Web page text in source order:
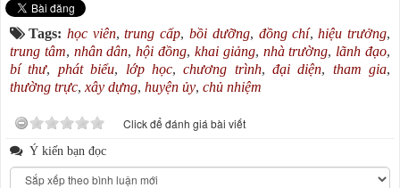
Tags: học viên,trung cấp,bồi dưỡng, đồng chí,hiệu trưởng,
trung tâm, nhân dân,hội đồng, khai giảng, nhà trường, lãnh đạo,
bí thư, phát biểu, lớp học,chương trình, đại diện, tham gia,
thường trực, xây dựng, huyện ủy, chủ nhiệm
Click để đánh giá bài viết
Ý kiến bạn đọc